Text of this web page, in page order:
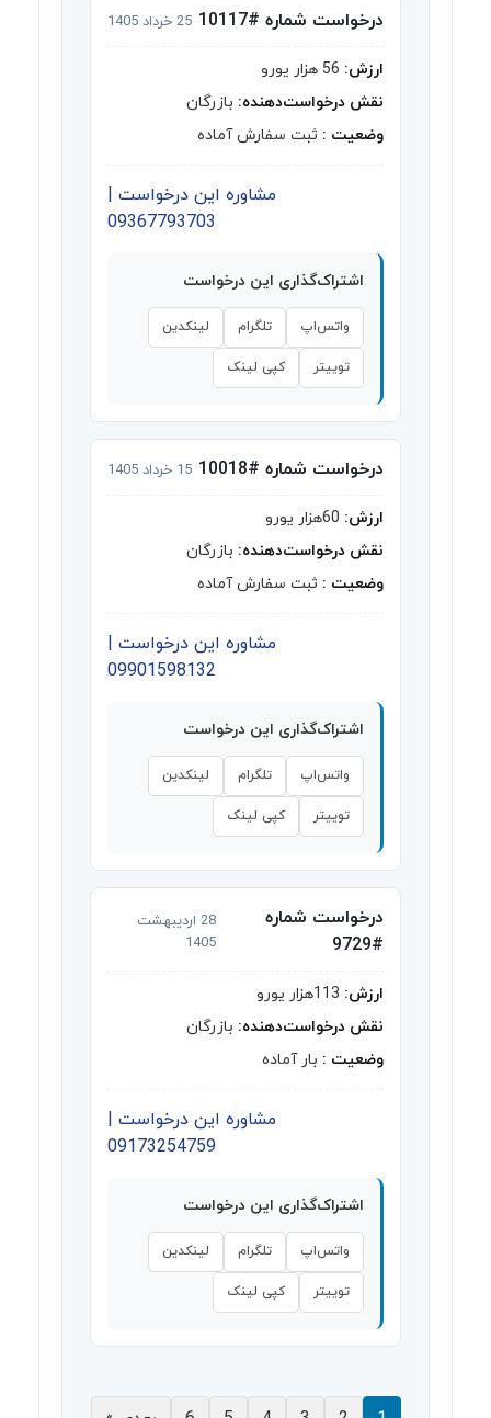
درخواست شماره #10117 25 خرداد 1405
ارزش:
نقش درخواست‌دهنده: بازرگان
وضعیت : ثبت سفارش آماده
مشاوره این درخواست |
09367793703
اشتراک‌گذاری این درخواست
واتس‌اپ تلگرام لینکدین
توییتر کپی لینک
درخواست شماره #10018 15 خرداد 1405
ارزش:
نقش درخواست‌دهنده: بازرگان
وضعیت : ثبت سفارش آماده
مشاوره این درخواست |
09901598132
اشتراک‌گذاری این درخواست
واتس‌اپ تلگرام لینکدین
توییتر کپی لینک
درخواست شماره
#9729
28 اردیبهشت
1405
ارزش:
نقش درخواست‌دهنده: بازرگان
وضعیت : بار آماده
مشاوره این درخواست |
09173254759
اشتراک‌گذاری این درخواست
واتس‌اپ تلگرام لینکدین
توییتر کپی لینک